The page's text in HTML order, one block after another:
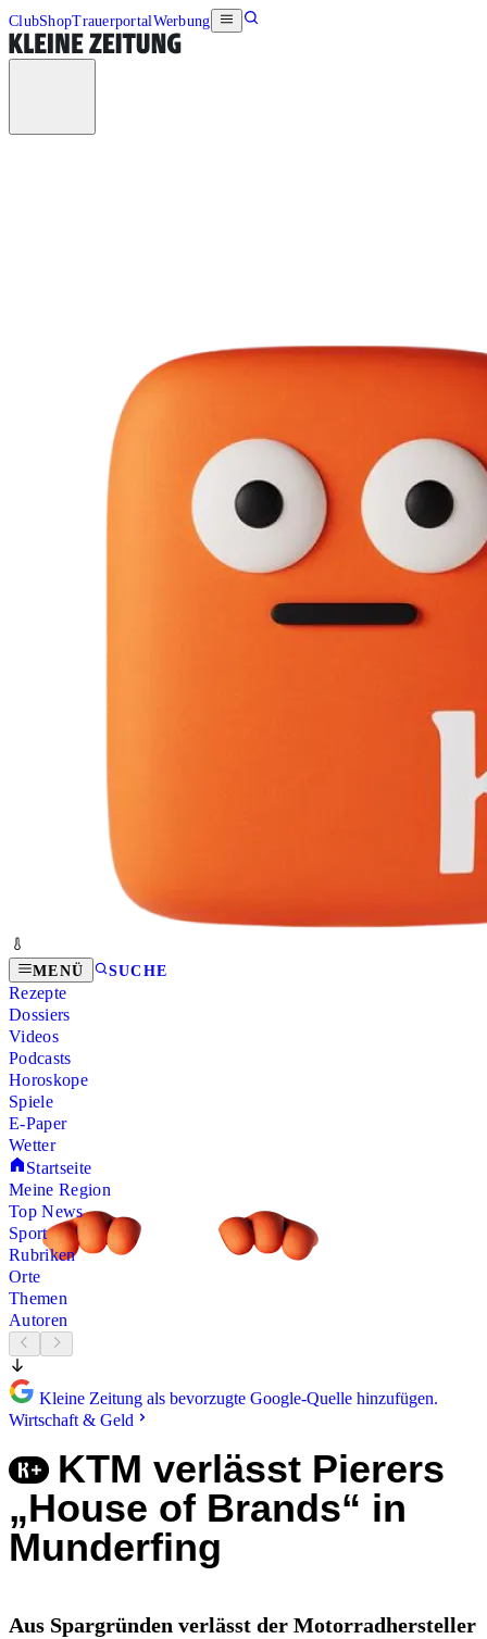
ClubShopTrauerportalWerbung
MENÜ SUCHE
Rezepte
Dossiers
Videos
Podcasts
Horoskope
Spiele
E-Paper
Wetter
Startseite
Meine Region
Top News
Sport
Rubriken
Orte
Themen
Autoren
Kleine Zeitung als bevorzugte Google-Quelle hinzufügen.
Wirtschaft & Geld
KTM verlässt Pierers
„House of Brands“ in
Munderfing
Aus Spargründen verlässt der Motorradhersteller